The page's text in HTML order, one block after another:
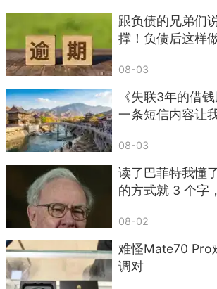
跟负债的兄弟们
撑！负债后这样
08-03
《失联3年的借
一条短信内容让
08-03
读了巴菲特我懂
的方式就 3 个字
08-02
难怪Mate70 Pro
调对